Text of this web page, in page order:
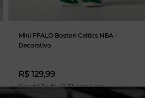
Mini FFALO Boston Celtics NBA -
Decorativo
R$ 129,99
Em até 3x de 43,33 sem juros